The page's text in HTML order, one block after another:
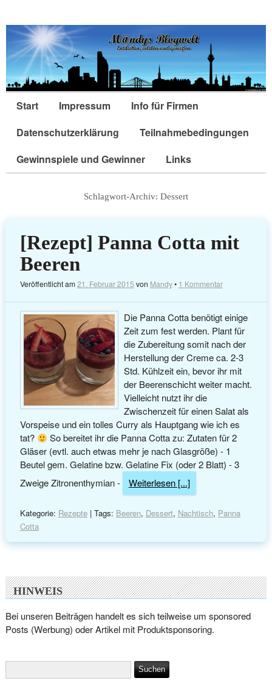
Start Impressum
Info für Firmen
Datenschutzerklärung
Teilnahmebedingungen
Gewinnspiele und Gewinner
Links
Schlagwort-Archiv: Dessert
[Rezept] Panna Cotta mit
Beeren
Veröffentlicht am21. Februar 2015 von Mandy• 1 Kommentar
Die Panna Cotta benötigt einige
Zeit zum fest werden. Plant für
die Zubereitung somit nach der
Herstellung der Creme ca. 2-3
Std. Kühlzeit ein, bevor ihr mit
der Beerenschicht weiter macht.
Vielleicht nutzt ihr die
Zwischenzeit für einen Salat als
Vorspeise und ein tolles Curry als Hauptgang wie ich es
tat?
So bereitet ihr die Panna Cotta zu: Zutaten für 2
Gläser (evtl. auch etwas mehr je nach Glasgröße) - 1
Beutel gem. Gelatine bzw. Gelatine Fix (oder 2 Blatt) - 3
Zweige Zitronenthymian -
Weiterlesen [...]
Kategorie: Rezepte| Tags: Beeren, Dessert, Nachtisch, Panna
Cotta
HINWEIS
Bei unseren Beiträgen handelt es sich teilweise um sponsored
Posts (Werbung) oder Artikel mit Produktsponsoring.